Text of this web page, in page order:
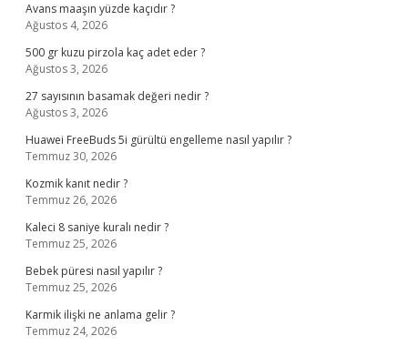
Avans maaşın yüzde kaçıdır ?
Ağustos 4, 2026
500 gr kuzu pirzola kaç adet eder ?
Ağustos 3, 2026
27 sayısının basamak değeri nedir ?
Ağustos 3, 2026
Huawei FreeBuds 5i gürültü engelleme nasıl yapılır ?
Temmuz 30, 2026
Kozmik kanıt nedir ?
Temmuz 26, 2026
Kaleci 8 saniye kuralı nedir ?
Temmuz 25, 2026
Bebek püresi nasıl yapılır ?
Temmuz 25, 2026
Karmik ilişki ne anlama gelir ?
Temmuz 24, 2026